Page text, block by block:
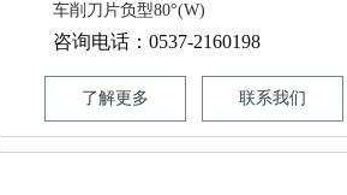
车削刀片负型80°(W)
咨询电话：0537-2160198
了解更多 联系我们